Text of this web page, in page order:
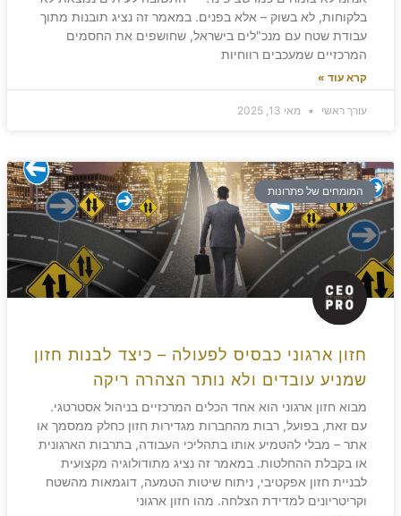
בלקוחות, לא בשוק – אלא בפנים. במאמר זה נציג תובנות מתוך
עבודת שטח עם מנכ"לים בישראל, שחושפים את החסמים
המרכזיים שמעכבים רווחיות
קרא עוד »
עורך ראשי מאי 13, 2025
המומחים של פתרונות
חזון ארגוני כבסיס לפעולה – כיצד לבנות חזון
שמניע עובדים ולא נותר הצהרה ריקה
מבוא חזון ארגוני הוא אחד הכלים המרכזיים בניהול אסטרטגי.
עם זאת, בפועל, רבות מהחברות מגדירות חזון כחלק ממסמך או
אתר – מבלי להטמיע אותו בתהליכי העבודה, בתרבות הארגונית
או בקבלת ההחלטות. במאמר זה נציג מתודולוגיה מקצועית
לבניית חזון אפקטיבי, ניתוח שיטות הטמעה, דוגמאות מהשטח
וקריטריונים למדידת הצלחה. מהו חזון ארגוני